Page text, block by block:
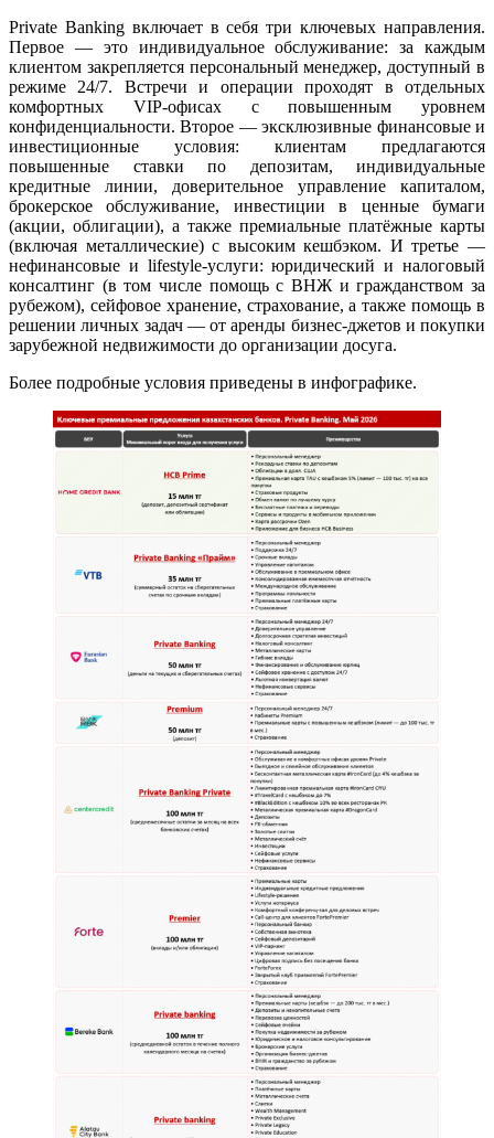
Private Banking включает в себя три ключевых направления.
Первое — это индивидуальное обслуживание: за каждым
клиентом закрепляется персональный менеджер, доступный в
режиме 24/7. Встречи и операции проходят в отдельных
комфортных VIP-офисах с повышенным уровнем
конфиденциальности. Второе — эксклюзивные финансовые и
инвестиционные условия: клиентам предлагаются
повышенные ставки по депозитам, индивидуальные
кредитные линии, доверительное управление капиталом,
брокерское обслуживание, инвестиции в ценные бумаги
(акции, облигации), а также премиальные платёжные карты
(включая металлические) с высоким кешбэком. И третье —
нефинансовые и lifestyle-услуги: юридический и налоговый
консалтинг (в том числе помощь с ВНЖ и гражданством за
рубежом), сейфовое хранение, страхование, а также помощь в
решении личных задач — от аренды бизнес-джетов и покупки
зарубежной недвижимости до организации досуга.
Более подробные условия приведены в инфографике.